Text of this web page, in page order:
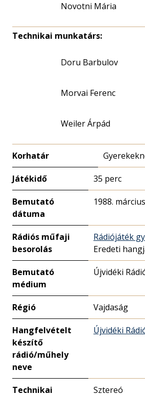
Novotni Mária
Technikai munkatárs:
Doru Barbulov
Morvai Ferenc
Weiler Árpád
Korhatár
Játékidő 35 perc
Bemutató
dátuma
1988.
Rádiós műfaji
besorolás
Rádiójáték
Eredeti
Bemutató
médium
Újvidéki
Régió Vajdaság
Hangfelvételt
készítő
rádió/műhely
neve
Újvidéki
Technikai
Sztereó